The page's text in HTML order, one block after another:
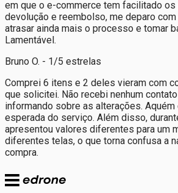
em que o e-commerce tem facilitado
devolução e reembolso, me deparo
atrasar ainda mais o processo e tomar
Lamentável.
Bruno O. - 1/5 estrelas
Comprei 6 itens e 2 deles vieram com
que solicitei. Não recebi nenhum
informando sobre as alterações. Aquém
esperada do serviço. Além disso,
apresentou valores diferentes para um
diferentes telas, o que torna confusa a
compra.